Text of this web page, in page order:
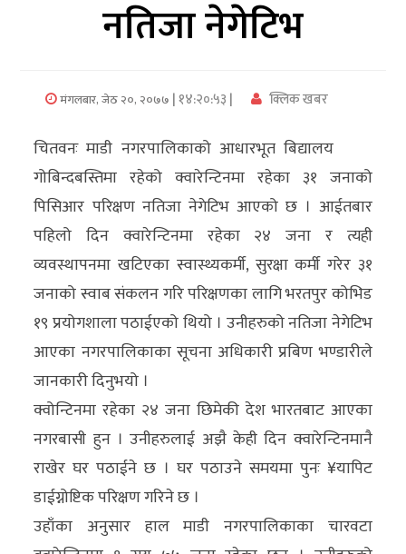
मनाेरञ्जन
विज्ञान
प्रविधि
अन्तरर्वार्ता
विचार/
ब्लग
खेलकुद
रोचक
क्लिक
खबर
विशेष
नतिजा नेगेटिभ
मंगलबार, जेठ २०, २०७७ | १४:२०:५३ | क्लिक खबर
चितवनः माडी नगरपालिकाको आधारभूत बिद्यालय
गोबिन्दबस्तिमा रहेको क्वारेन्टिनमा रहेका ३१ जनाको
पिसिआर परिक्षण नतिजा नेगेटिभ आएको छ । आईतबार
पहिलो दिन क्वारेन्टिनमा रहेका २४ जना र त्यही
व्यवस्थापनमा खटिएका स्वास्थ्यकर्मी, सुरक्षा कर्मी गरेर ३१
जनाको स्वाब संकलन गरि परिक्षणका लागि भरतपुर कोभिड
१९ प्रयोगशाला पठाईएको थियो । उनीहरुको नतिजा नेगेटिभ
आएका नगरपालिकाका सूचना अधिकारी प्रबिण भण्डारीले
जानकारी दिनुभयो ।
क्वोन्टिनमा रहेका २४ जना छिमेकी देश भारतबाट आएका
नगरबासी हुन । उनीहरुलाई अझै केही दिन क्वारेन्टिनमानै
राखेर घर पठाईने छ । घर पठाउने समयमा पुनः ¥यापिट
डाईग्नोष्टिक परिक्षण गरिने छ ।
उहाँका अनुसार हाल माडी नगरपालिकाका चारवटा